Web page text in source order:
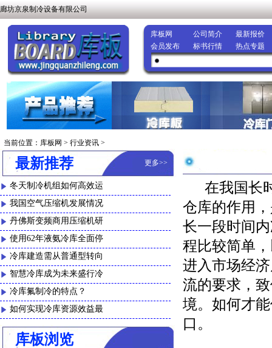
廊坊京泉制冷设备有限公司
库板网 公司简介
最新报价
会员发布
标书行情 热点专题
当前位置： 库板网 > 行业资讯 >
最新推荐 更多>>
冬天制冷机组如何高效运
我国空气压缩机发展情况
丹佛斯变频商用压缩机研
使用62年液氨冷库全面停
冷库建造需从普通型转向
智慧冷库成为未来盛行冷
冷库氟制冷的特点？
如何实现冷库资源效益最
库板浏览
在我国长时
仓库的作用
长一段时间
程比较简单
进入市场经
流的要求，
境。如何才
口。